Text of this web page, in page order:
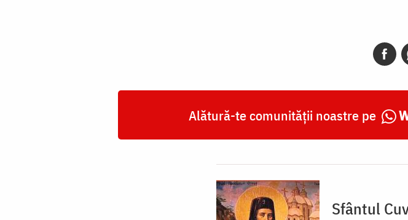
Alătură-te comunității noastre pe
Sfântul